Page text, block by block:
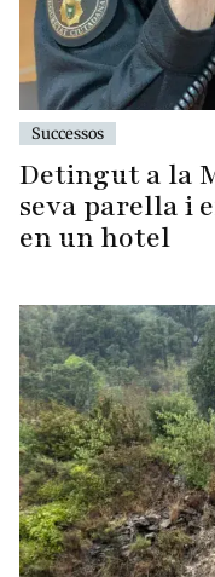
Successos
Detingut a la
seva parella i
en un hotel